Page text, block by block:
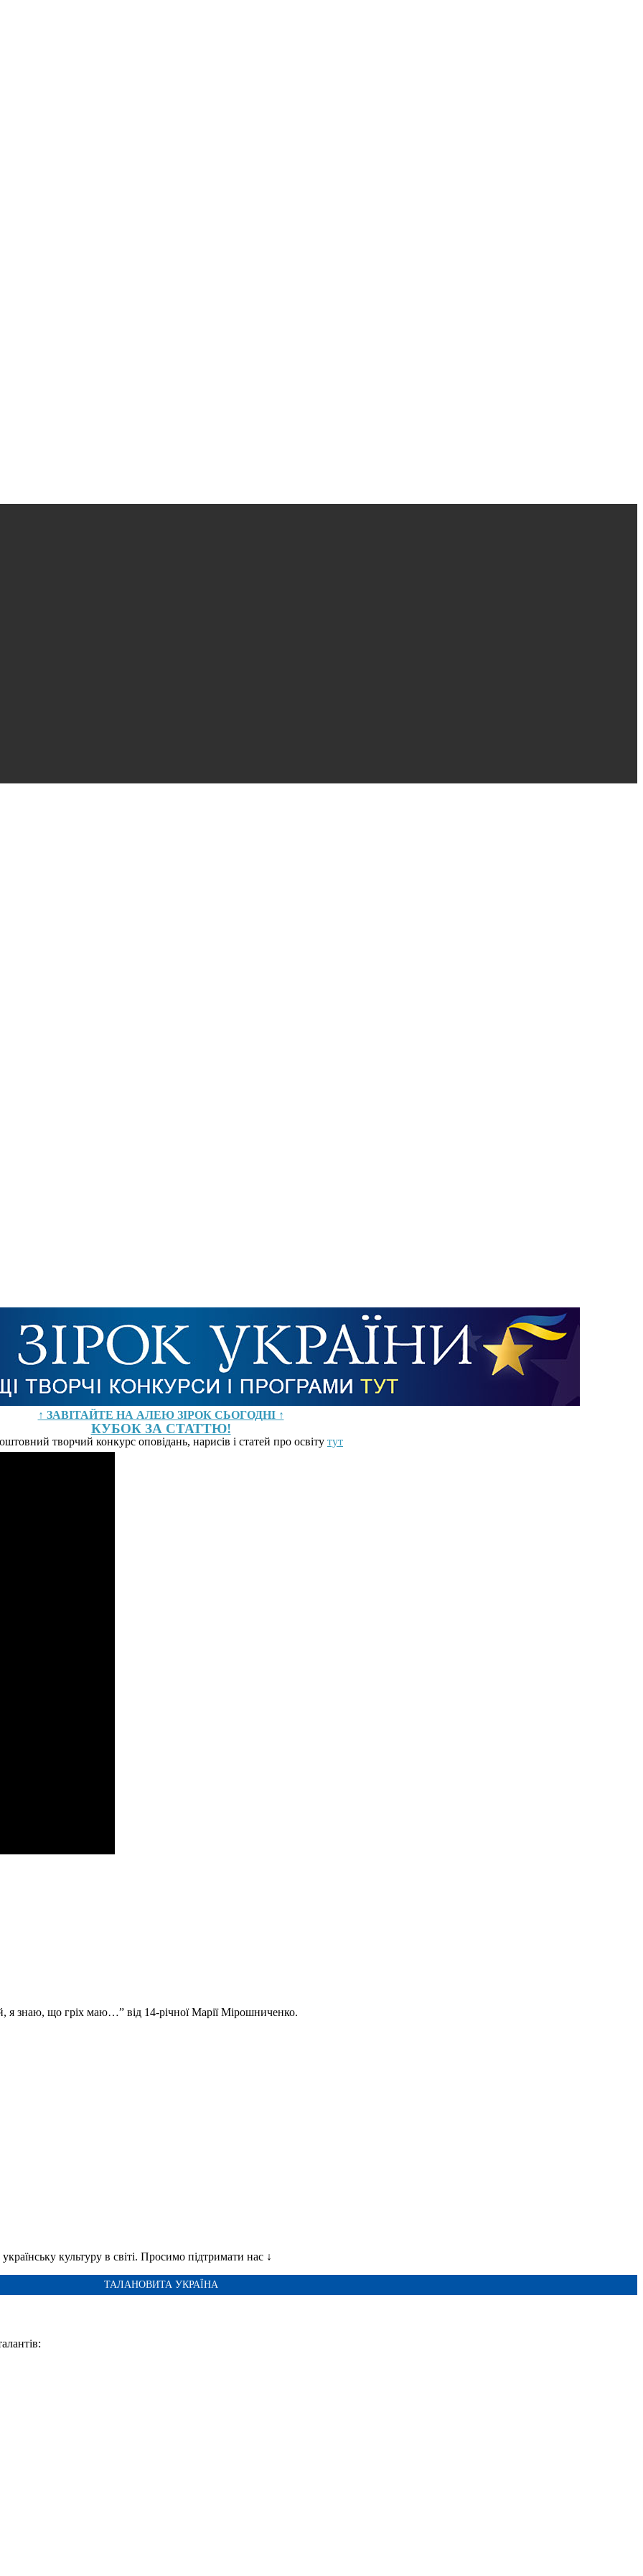
↑ ЗАВІТАЙТЕ НА АЛЕЮ ЗІРОК СЬОГОДНІ ↑
КУБОК ЗА СТАТТЮ!
творчий конкурс оповідань, нарисів і статей про освіту тут
я знаю, що гріх маю…” від 14-річної Марії Мірошниченко.
культуру в світі. Просимо підтримати нас ↓
ТАЛАНОВИТА УКРАЇНА